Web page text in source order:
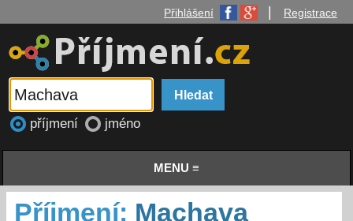
Přihlášení Registrace
příjmení jméno
MENU ≡
Příjmení: Machava